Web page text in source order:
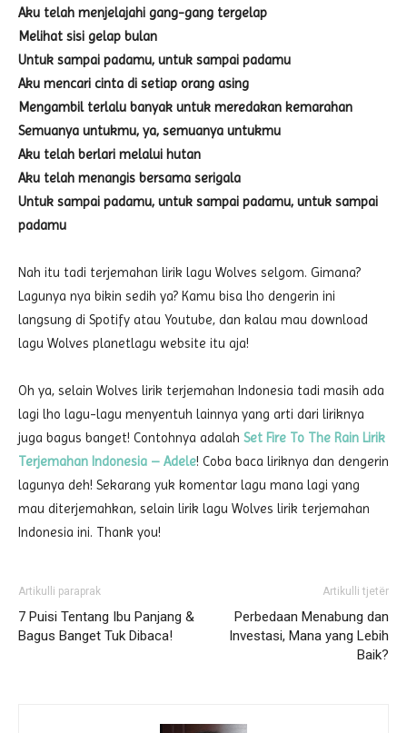
Aku telah menjelajahi gang-gang tergelap
Melihat sisi gelap bulan
Untuk sampai padamu, untuk sampai padamu
Aku mencari cinta di setiap orang asing
Mengambil terlalu banyak untuk meredakan kemarahan
Semuanya untukmu, ya, semuanya untukmu
Aku telah berlari melalui hutan
Aku telah menangis bersama serigala
Untuk sampai padamu, untuk sampai padamu, untuk sampai
padamu
Nah itu tadi terjemahan lirik lagu Wolves selgom. Gimana?
Lagunya nya bikin sedih ya? Kamu bisa lho dengerin ini
langsung di Spotify atau Youtube, dan kalau mau download
lagu Wolves planetlagu website itu aja!
Oh ya, selain Wolves lirik terjemahan Indonesia tadi masih ada
lagi lho lagu-lagu menyentuh lainnya yang arti dari liriknya
juga bagus banget! Contohnya adalah Set Fire To The Rain Lirik
Terjemahan Indonesia – Adele! Coba baca liriknya dan dengerin
lagunya deh! Sekarang yuk komentar lagu mana lagi yang
mau diterjemahkan, selain lirik lagu Wolves lirik terjemahan
Indonesia ini. Thank you!
Artikulli paraprak
7 Puisi Tentang Ibu Panjang &
Bagus Banget Tuk Dibaca!
Artikulli tjetër
Perbedaan Menabung dan
Investasi, Mana yang Lebih
Baik?